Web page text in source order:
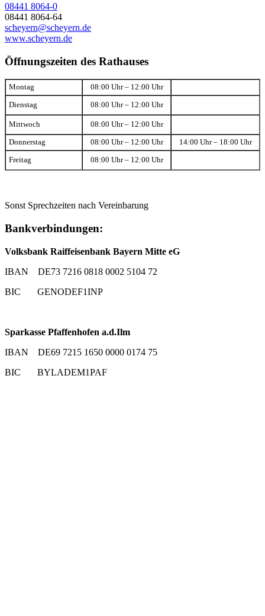
08441 8064-0
08441 8064-64
scheyern@scheyern.de
www.scheyern.de
Öffnungszeiten des Rathauses
Montag 08:00 Uhr – 12:00 Uhr
Dienstag 08:00 Uhr – 12:00 Uhr
Mittwoch 08:00 Uhr – 12:00 Uhr
Donnerstag 08:00 Uhr – 12:00 Uhr 14:00 Uhr – 18:00 Uhr
Freitag 08:00 Uhr – 12:00 Uhr
Sonst Sprechzeiten nach Vereinbarung
Bankverbindungen:
Volksbank Raiffeisenbank Bayern Mitte eG
IBAN DE73 7216 0818 0002 5104 72
BIC GENODEF1INP
Sparkasse Pfaffenhofen a.d.Ilm
IBAN DE69 7215 1650 0000 0174 75
BIC BYLADEM1PAF